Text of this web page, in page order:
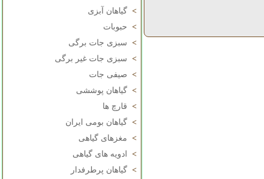
> گیاهان آبزی
> حبوبات
> سبزی جات برگی
> سبزی جات غیر برگی
> صیفی جات
> گیاهان پوششی
> قارچ ها
> گیاهان بومی ایران
> مغزهای گیاهی
>
ادویه های گیاهی
> گیاهان پرطرفدار